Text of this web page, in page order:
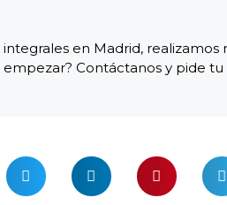
en Madrid,
Contáctanos y pide